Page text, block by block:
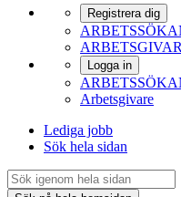
Registrera dig
Logga in
Arbetsgivare
Lediga jobb
Sök hela sidan